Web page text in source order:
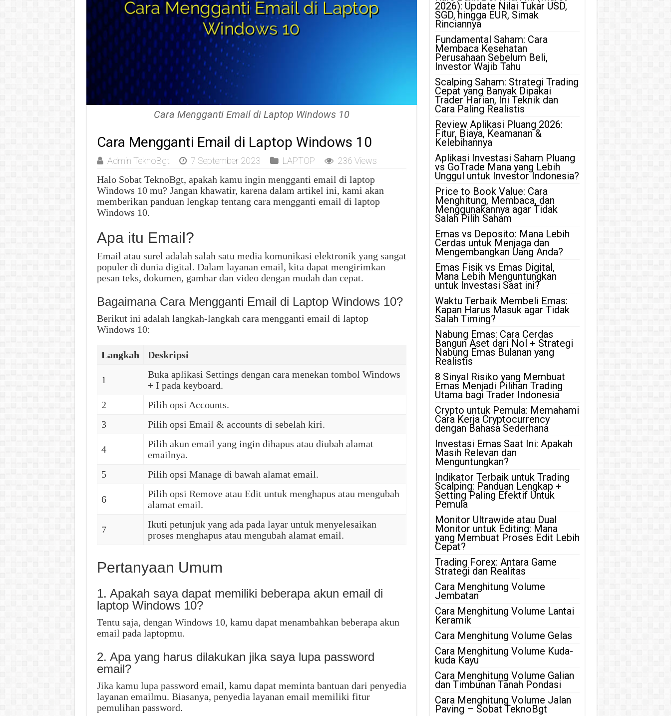
Cara Mengganti Email di Laptop Windows 10
Cara Mengganti Email di Laptop Windows 10
Admin TeknoBgt 7 September 2023 LAPTOP 236 Views
Halo Sobat TeknoBgt, apakah kamu ingin mengganti email di laptop
Windows 10 mu? Jangan khawatir, karena dalam artikel ini, kami akan
memberikan panduan lengkap tentang cara mengganti email di laptop
Windows 10.
Apa itu Email?
Email atau surel adalah salah satu media komunikasi elektronik yang sangat
populer di dunia digital. Dalam layanan email, kita dapat mengirimkan
pesan teks, dokumen, gambar dan video dengan mudah dan cepat.
Bagaimana Cara Mengganti Email di Laptop Windows 10?
Berikut ini adalah langkah-langkah cara mengganti email di laptop
Windows 10:
Langkah Deskripsi
1
Buka aplikasi Settings dengan cara menekan tombol Windows
+ I pada keyboard.
2
Pilih opsi Accounts.
3
Pilih opsi Email & accounts di sebelah kiri.
4
Pilih akun email yang ingin dihapus atau diubah alamat
emailnya.
5
Pilih opsi Manage di bawah alamat email.
6
Pilih opsi Remove atau Edit untuk menghapus atau mengubah
alamat email.
7
Ikuti petunjuk yang ada pada layar untuk menyelesaikan
proses menghapus atau mengubah alamat email.
Pertanyaan Umum
1. Apakah saya dapat memiliki beberapa akun email di
laptop Windows 10?
Tentu saja, dengan Windows 10, kamu dapat menambahkan beberapa akun
email pada laptopmu.
2. Apa yang harus dilakukan jika saya lupa password
email?
Jika kamu lupa password email, kamu dapat meminta bantuan dari penyedia
layanan emailmu. Biasanya, penyedia layanan email memiliki fitur
pemulihan password.
2026): Update Nilai Tukar USD,
SGD, hingga EUR, Simak
Rinciannya
Fundamental Saham: Cara
Membaca Kesehatan
Perusahaan Sebelum Beli,
Investor Wajib Tahu
Scalping Saham: Strategi Trading
Cepat yang Banyak Dipakai
Trader Harian, Ini Teknik dan
Cara Paling Realistis
Review Aplikasi Pluang 2026:
Fitur, Biaya, Keamanan &
Kelebihannya
Aplikasi Investasi Saham Pluang
vs GoTrade Mana yang Lebih
Unggul untuk Investor Indonesia?
Price to Book Value: Cara
Menghitung, Membaca, dan
Menggunakannya agar Tidak
Salah Pilih Saham
Emas vs Deposito: Mana Lebih
Cerdas untuk Menjaga dan
Mengembangkan Uang Anda?
Emas Fisik vs Emas Digital,
Mana Lebih Menguntungkan
untuk Investasi Saat ini?
Waktu Terbaik Membeli Emas:
Kapan Harus Masuk agar Tidak
Salah Timing?
Nabung Emas: Cara Cerdas
Bangun Aset dari Nol + Strategi
Nabung Emas Bulanan yang
Realistis
8 Sinyal Risiko yang Membuat
Emas Menjadi Pilihan Trading
Utama bagi Trader Indonesia
Crypto untuk Pemula: Memahami
Cara Kerja Cryptocurrency
dengan Bahasa Sederhana
Investasi Emas Saat Ini: Apakah
Masih Relevan dan
Menguntungkan?
Indikator Terbaik untuk Trading
Scalping: Panduan Lengkap +
Setting Paling Efektif Untuk
Pemula
Monitor Ultrawide atau Dual
Monitor untuk Editing: Mana
yang Membuat Proses Edit Lebih
Cepat?
Trading Forex: Antara Game
Strategi dan Realitas
Cara Menghitung Volume
Jembatan
Cara Menghitung Volume Lantai
Keramik
Cara Menghitung Volume Gelas
Cara Menghitung Volume Kuda-
kuda Kayu
Cara Menghitung Volume Galian
dan Timbunan Tanah Pondasi
Cara Menghitung Volume Jalan
Paving – Sobat TeknoBgt